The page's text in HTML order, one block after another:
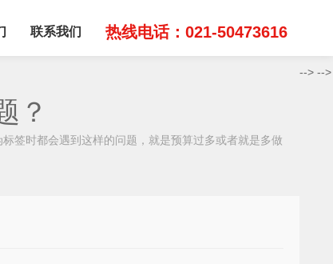
联系我们 热线电话：021-50473616
？
签时都会遇到这样的问题，就是预算过多或者就是多做
--> -->